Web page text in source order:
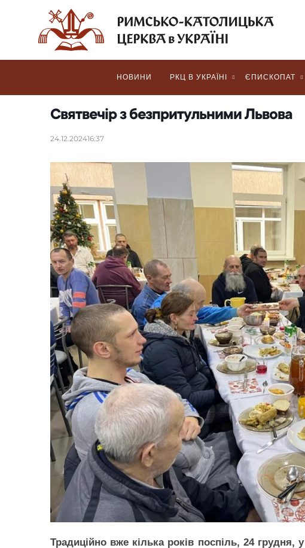
НОВИНИ РКЦ В УКРАЇНІ ЄПИСКОПАТ
Святвечір з безпритульними Львова
24.12.202416:37
Традиційно вже кілька років поспіль, 24 грудня,